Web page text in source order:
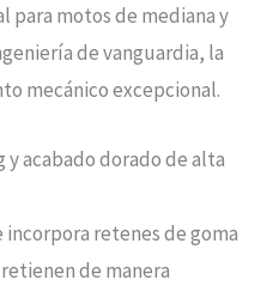
para motos de mediana y
de vanguardia, la
mecánico excepcional.
y acabado dorado de alta
retenes de goma
de manera